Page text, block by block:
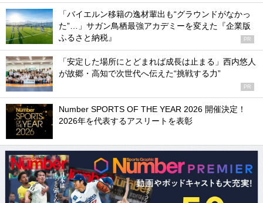
「バイエルン移籍の逸材輩出も“グラウンドがなかっ
た”…」サガン鳥栖最強アカデミーを変えた『企業版
ふるさと納税』
PR
「安定した場所にとどまれば成長は止まる」西内悠人
が故郷・高知で次世代へ伝えた“挑戦する力”
PR
Number SPORTS OF THE YEAR 2026 開催決定！
2026年を代表するアスリートを表彰